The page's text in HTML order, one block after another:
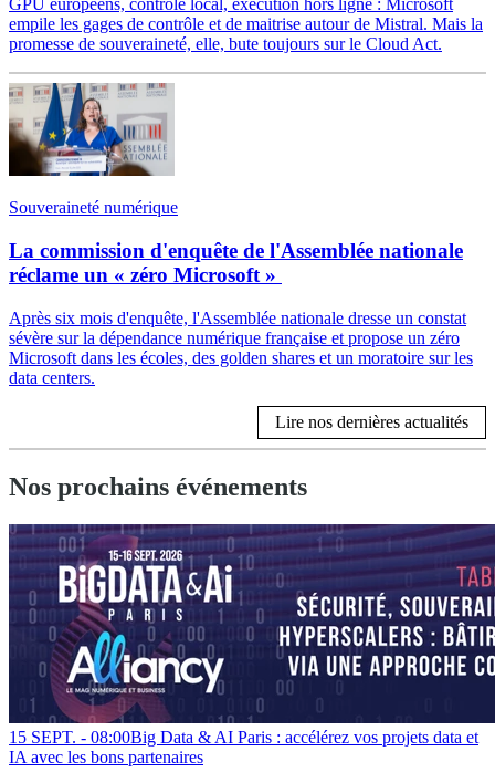
empile les gages de contrôle et de maitrise autour de Mistral. Mais la
promesse de souveraineté, elle, bute toujours sur le Cloud Act.
Souveraineté numérique
La commission d'enquête de l'Assemblée nationale
réclame un « zéro Microsoft »
Après six mois d'enquête, l'Assemblée nationale dresse un constat
sévère sur la dépendance numérique française et propose un zéro
Microsoft dans les écoles, des golden shares et un moratoire sur les
data centers.
Lire nos dernières actualités
Nos prochains événements
15 SEPT. - 08:00Big Data & AI Paris : accélérez vos projets data et
IA avec les bons partenaires